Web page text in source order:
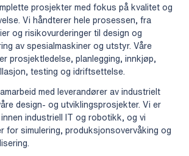
prosjekter med fokus på kvalitet og
Vi håndterer hele prosessen, fra
og risikovurderinger til design og
av spesialmaskiner og utstyr. Våre
prosjektledelse, planlegging, innkjøp,
testing og idriftsettelse.
med leverandører av industrielt
design- og utviklingsprosjekter. Vi er
industriell IT og robotikk, og vi
for simulering, produksjonsovervåking og